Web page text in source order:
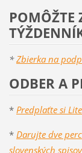
POMÔŽTE
*Zbierka na
ODBER A
* Predplaťte si
* Darujte dve
slovenských